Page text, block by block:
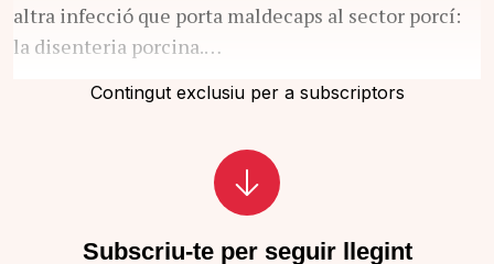
altra infecció que porta maldecaps al sector porcí:
la disenteria porcina.…
Contingut exclusiu per a subscriptors